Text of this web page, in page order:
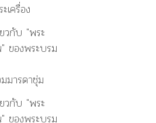
เครื่อง
มารดาชุ่ม